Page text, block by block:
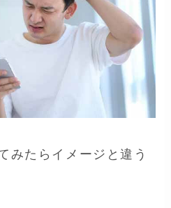
みたらイメージと違う